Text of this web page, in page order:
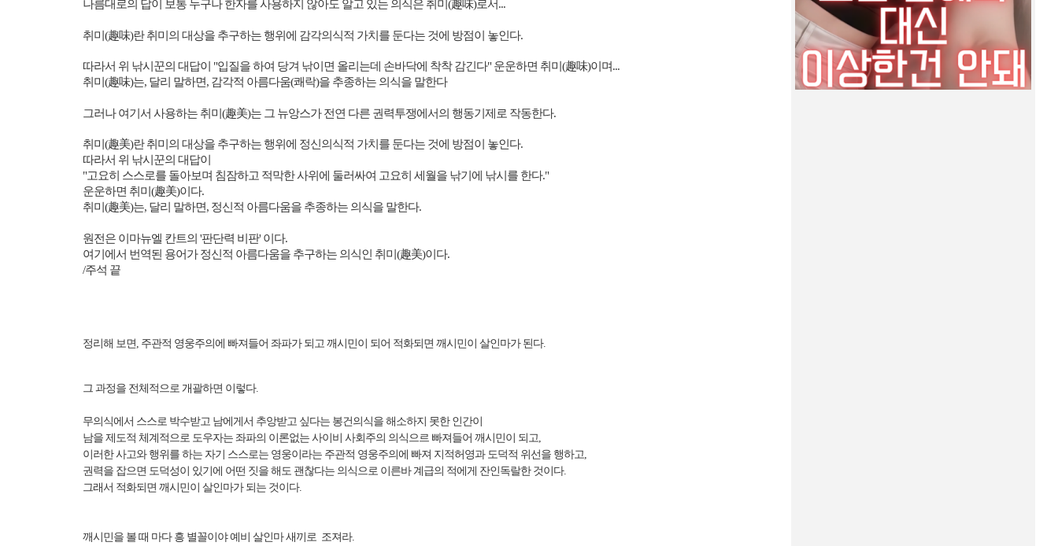
나름대로의 답이
보통 누구나 한자를 사용하지 않아도 알고 있는 의식은 취미 (趣味)로서...
취미 (趣味)란 취미의 대상을 추구하는 행위에 감각의식적 가치를 둔다는 것에 방점이 놓인다.
따라서 위 낚시꾼의 대답이 "입질을 하여 당겨 낚이면 올리는데 손바닥에 착착 감긴다"운운하면 취미 (趣味)이며...
취미 (趣味)는, 달리 말하면, 감각적 아름다움(쾌락)을 추종하는 의식을 말한다
그러나 여기서 사용하는 취미 (趣美)는 그 뉴앙스가 전연 다른 권력투쟁에서의 행동기제로 작동한다.
취미 (趣美)란 취미의 대상을 추구하는 행위에 정신의식적 가치를 둔다는 것에 방점이 놓인다.
따라서 위 낚시꾼의 대답이
"고요히 스스로를 돌아보며 침잠하고 적막한 사위에 둘러싸여 고요히 세월을 낚기에 낚시를 한다."
운운하면 취미 (趣美)이다.
취미 (趣美)는, 달리 말하면, 정신적 아름다움을 추종하는 의식을 말한다.
원전은 이마뉴엘 칸트의 '판단력 비판' 이다.
여기에서 번역된 용어가 정신적 아름다움을 추구하는 의식인 취미 (趣美)이다.
/주석 끝
정리해 보면, 주관적 영웅주의에 빠져들어 좌파가 되고 깨시민이 되어 적화되면 깨시민이 살인마가 된다.
그 과정을 전체적으로 개괄하면 이렇다.
무의식에서 스스로 박수받고 남에게서 추앙받고 싶다는 봉건의식을 해소하지 못한 인간이
남을 제도적 체계적으로 도우자는 좌파의 이론없는 사이비 사회주의 의식으르 빠져들어 깨시민이 되고,
이러한 사고와 행위를 하는 자기 스스로는 영웅이라는 주관적 영웅주의에 빠져 지적허영과 도덕적 위선을 행하고,
권력을 잡으면 도덕성이 있기에 어떤 짓을 해도 괜찮다는 의식으로 이른바 계급의 적에게 잔인독랄한 것이다.
그래서 적화되면 깨시민이 살인마가 되는 것이다.
깨시민을 볼 때 마다 흥 별꼴이야 예비 살인마 새끼로 조져라.